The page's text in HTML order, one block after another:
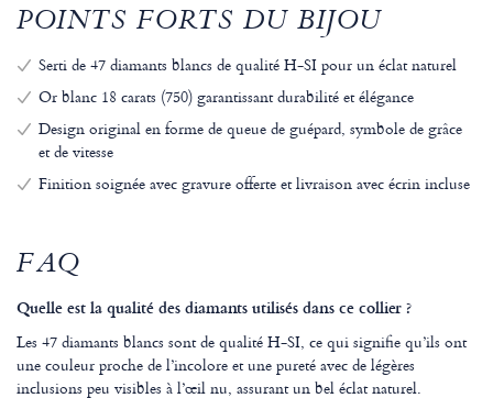
POINTS FORTS DU BIJOU
Serti de 47 diamants blancs de qualité H-SI pour un éclat naturel
Or blanc 18 carats (750) garantissant durabilité et élégance
Design original en forme de queue de guépard, symbole de grâce
et de vitesse
Finition soignée avec gravure offerte et livraison avec écrin incluse
FAQ
Quelle est la qualité des diamants utilisés dans ce collier ?
Les 47 diamants blancs sont de qualité H-SI, ce qui signifie qu’ils ont
une couleur proche de l’incolore et une pureté avec de légères
inclusions peu visibles à l’œil nu, assurant un bel éclat naturel.